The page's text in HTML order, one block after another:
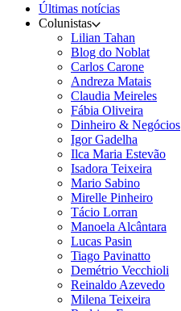
Últimas notícias
Colunistas
Lilian Tahan
Blog do Noblat
Carlos Carone
Andreza Matais
Claudia Meireles
Fábia Oliveira
Dinheiro & Negócios
Igor Gadelha
Ilca Maria Estevão
Isadora Teixeira
Mario Sabino
Mirelle Pinheiro
Tácio Lorran
Manoela Alcântara
Lucas Pasin
Tiago Pavinatto
Demétrio Vecchioli
Reinaldo Azevedo
Milena Teixeira